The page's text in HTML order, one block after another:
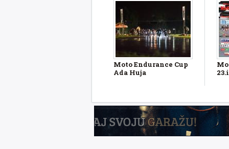
Moto Endurance Cup
Ada Huja